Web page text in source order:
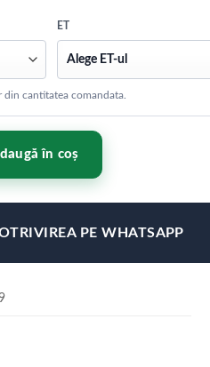
ET
cantitatea comandata.
ET14-61 BLANK Platinum Black
în coș
PE WHATSAPP